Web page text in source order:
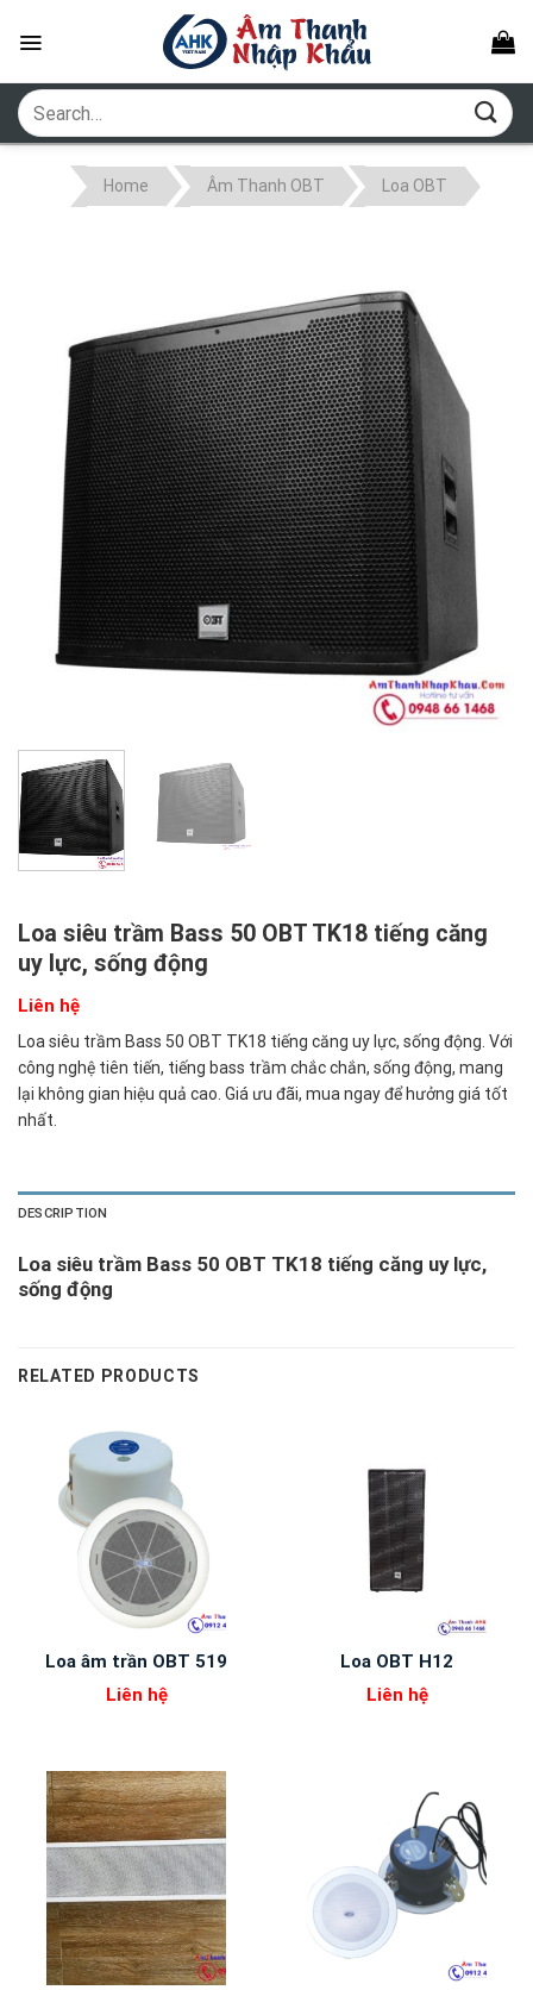
Search
for:
Home Âm Thanh OBT Loa OBT
Loa siêu trầm Bass 50 OBT TK18 tiếng căng
uy lực, sống động
Liên hệ
Loa siêu trầm Bass 50 OBT TK18 tiếng căng uy lực, sống động. Với
công nghệ tiên tiến, tiếng bass trầm chắc chắn, sống động, mang
lại không gian hiệu quả cao. Giá ưu đãi, mua ngay để hưởng giá tốt
nhất.
DESCRIPTION
Loa siêu trầm Bass 50 OBT TK18 tiếng căng uy lực,
sống động
RELATED PRODUCTS
Loa âm trần OBT 519
Liên hệ
Loa OBT H12
Liên hệ